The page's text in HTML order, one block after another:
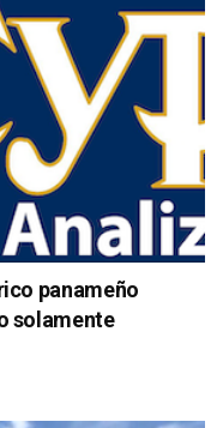
panameño
solamente